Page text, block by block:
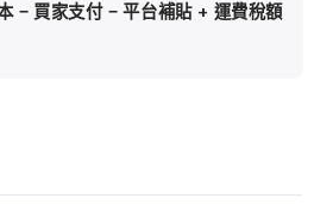
− 買家支付 − 平台補貼 + 運費稅額